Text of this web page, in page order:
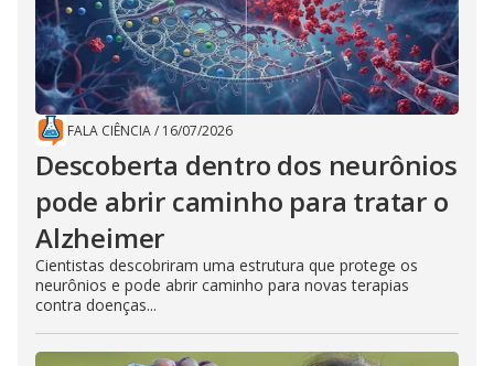
FALA CIÊNCIA/ 16/07/2026
Descoberta dentro dos neurônios
pode abrir caminho para tratar o
Alzheimer
Cientistas descobriram uma estrutura que protege os
neurônios e pode abrir caminho para novas terapias
contra doenças...